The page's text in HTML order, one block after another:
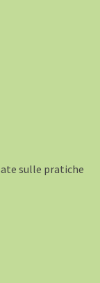
sulle pratiche